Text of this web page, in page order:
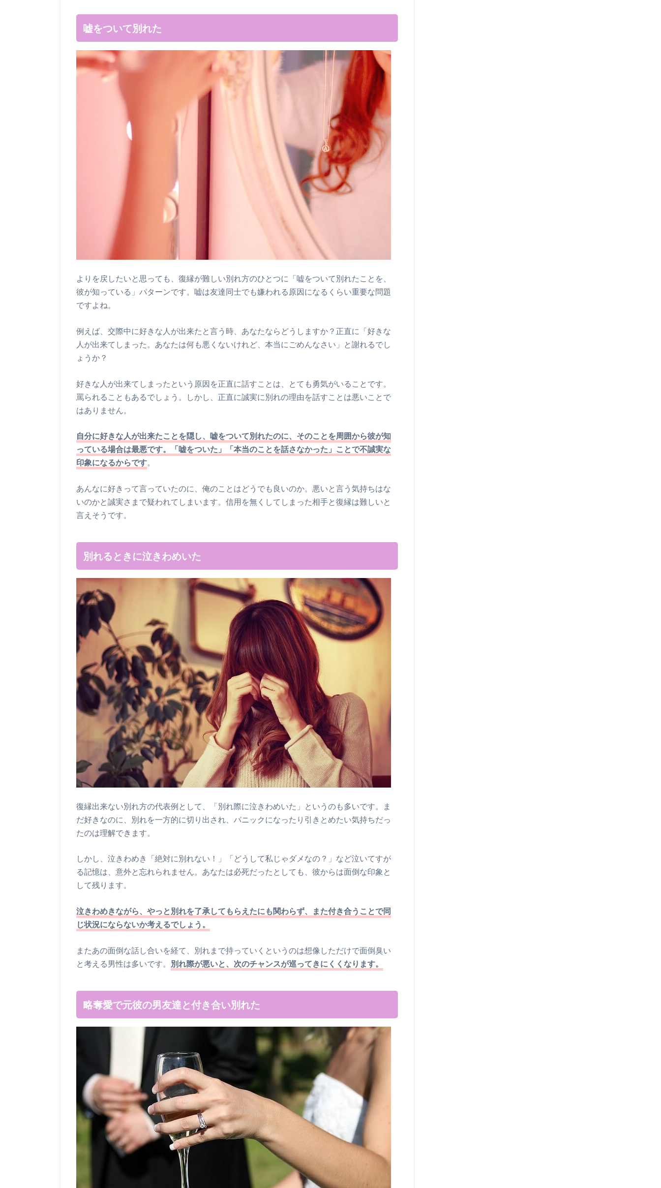
嘘をついて別れた
よりを戻したいと思っても、復縁が難しい別れ方のひとつに「嘘をついて別れたことを、
彼が知っている」パターンです。嘘は友達同士でも嫌われる原因になるくらい重要な問題
ですよね。
例えば、交際中に好きな人が出来たと言う時、あなたならどうしますか？正直に「好きな
人が出来てしまった。あなたは何も悪くないけれど、本当にごめんなさい」と謝れるでし
ょうか？
好きな人が出来てしまったという原因を正直に話すことは、とても勇気がいることです。
罵られることもあるでしょう。しかし、正直に誠実に別れの理由を話すことは悪いことで
はありません。
自分に好きな人が出来たことを隠し、嘘をついて別れたのに、そのことを周囲から彼が知
っている場合は最悪です。「嘘をついた」「本当のことを話さなかった」ことで不誠実な
印象になるからです。
あんなに好きって言っていたのに、俺のことはどうでも良いのか。悪いと言う気持ちはな
いのかと誠実さまで疑われてしまいます。信用を無くしてしまった相手と復縁は難しいと
言えそうです。
別れるときに泣きわめいた
復縁出来ない別れ方の代表例として、「別れ際に泣きわめいた」というのも多いです。ま
だ好きなのに、別れを一方的に切り出され、パニックになったり引きとめたい気持ちだっ
たのは理解できます。
しかし、泣きわめき「絶対に別れない！」「どうして私じゃダメなの？」など泣いてすが
る記憶は、意外と忘れられません。あなたは必死だったとしても、彼からは面倒な印象と
して残ります。
泣きわめきながら、やっと別れを了承してもらえたにも関わらず、また付き合うことで同
じ状況にならないか考えるでしょう。
またあの面倒な話し合いを経て、別れまで持っていくというのは想像しただけで面倒臭い
と考える男性は多いです。
別れ際が悪いと、次のチャンスが巡ってきにくくなります。
略奪愛で元彼の男友達と付き合い別れた